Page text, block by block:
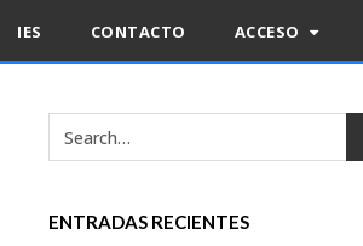
IES CONTACTO ACCESO
ENTRADAS RECIENTES